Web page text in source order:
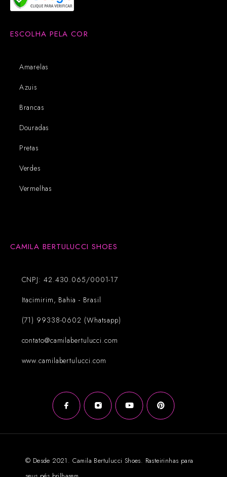
ESCOLHA PELA COR
Amarelas
Azuis
Brancas
Douradas
Pretas
Verdes
Vermelhas
CAMILA BERTULUCCI SHOES
CNPJ: 42.430.065/0001-17
Itacimirim, Bahia - Brasil
(71) 99338-0602 (Whatsapp)
contato@camilabertulucci.com
www.camilabertulucci.com
© Desde 2021. Camila Bertulucci Shoes. Rasteirinhas para